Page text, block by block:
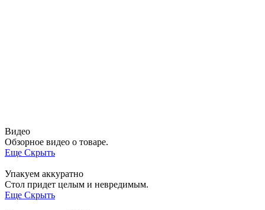
Видео
Обзорное видео о товаре.
Еще Скрыть
Упакуем аккуратно
Стол придет целым и невредимым.
Еще Скрыть